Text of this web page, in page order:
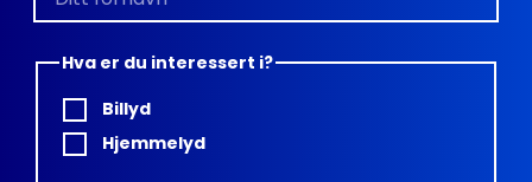
Hva er du interessert i?
Billyd
Hjemmelyd